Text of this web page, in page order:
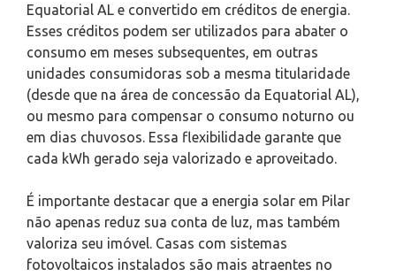
Equatorial AL e convertido em créditos de energia.
Esses créditos podem ser utilizados para abater o
consumo em meses subsequentes, em outras
unidades consumidoras sob a mesma titularidade
(desde que na área de concessão da Equatorial AL),
ou mesmo para compensar o consumo noturno ou
em dias chuvosos. Essa flexibilidade garante que
cada kWh gerado seja valorizado e aproveitado.
É importante destacar que a energia solar em Pilar
não apenas reduz sua conta de luz, mas também
valoriza seu imóvel. Casas com sistemas
fotovoltaicos instalados são mais atraentes no